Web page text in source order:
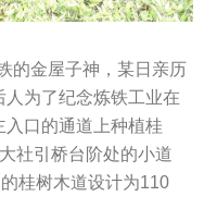
的金屋子神，某日亲历
为了纪念炼铁工业在
入口的通道上种植桂
社引桥台阶处的小道
桂树木道设计为110